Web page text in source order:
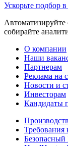
Ускорьте подбор
Автоматизируйте
собирайте
О компании
Наши
Партнерам
Реклама на
Новости и
Инвесторам
Кандидаты
Безопасный